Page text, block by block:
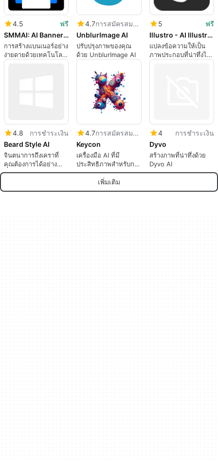
4.5
ฟรี
SMMAI: AI Banner Maker
การสร้างแบนเนอร์อย่าง
ง่ายดายด้วยเทคโนโลยี
AI
4.7
การสมัครสมาชิก
UnblurImage AI
ปรับปรุงภาพของคุณ
ด้วย UnblurImage AI
5
ฟรี
Illustro - AI Illustration Generator
แปลงข้อความให้เป็น
ภาพประกอบที่น่าทึ่งได้
อย่างรวดเร็ว
4.8
การชำระเงิน
Beard Style AI
จินตนาการถึงเคราที่
คุณต้องการได้อย่าง
ง่ายดาย
4.7
การสมัครสมาชิก
Keycon
เครื่องมือ AI ที่มี
ประสิทธิภาพสำหรับการ
ออกแบบไอคอน
4
การชำระเงิน
Dyvo
สร้างภาพที่น่าทึ่งด้วย
Dyvo AI
เพิ่มเติม